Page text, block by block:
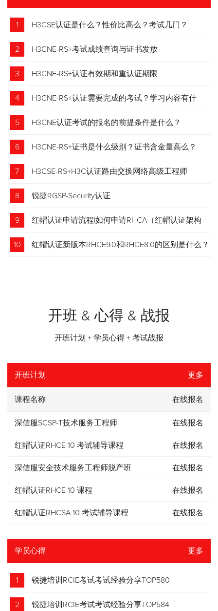
1 H3CSE认证是什么？性价比高么？考试几门？
2 H3CNE-RS+考试成绩查询与证书发放
3 H3CNE-RS+认证有效期和重认证期限
4 H3CNE-RS+认证需要完成的考试？学习内容有什
么？
5 H3CNE认证考试的报名的前提条件是什么？
6 H3CNE-RS+证书是什么级别？证书含金量高么？
7 H3CSE-RS+H3C认证路由交换网络高级工程师
8 锐捷RGSP-Security认证
9 红帽认证申请流程|如何申请RHCA（红帽认证架构
师）证书？申请步骤请收藏！
10 红帽认证新版本RHCE9.0和RHCE8.0的区别是什么？
开班 & 心得 & 战报
开班计划 + 学员心得 + 考试战报
开班计划 更多
课程名称 在线报名
深信服SCSP-T技术服务工程师 在线报名
红帽认证RHCE 10 考试辅导课程 在线报名
深信服安全技术服务工程师脱产班 在线报名
红帽认证RHCE 10 课程 在线报名
红帽认证RHCSA 10 考试辅导课程 在线报名
学员心得 更多
1 锐捷培训RCIE考试考试经验分享TOP580
2 锐捷培训RCIE考试考试经验分享TOP584